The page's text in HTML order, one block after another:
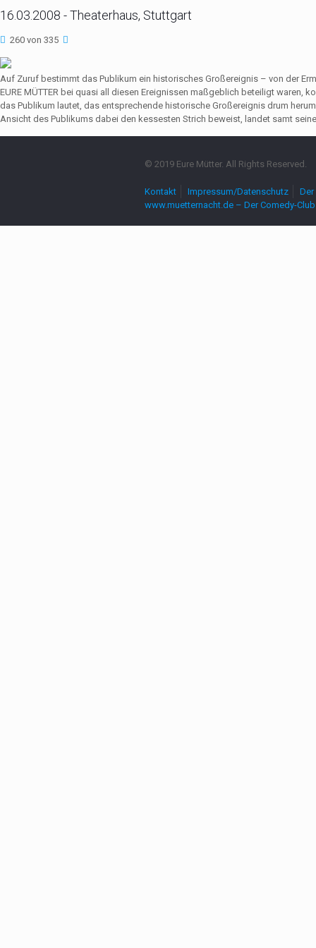
16.03.2008 - Theaterhaus, Stuttgart
260 von 335
Auf Zuruf bestimmt das Publikum ein historisches Großereignis – von der
EURE MÜTTER bei quasi all diesen Ereignissen maßgeblich beteiligt waren,
das Publikum lautet, das entsprechende historische Großereignis drum
Ansicht des Publikums dabei den kessesten Strich beweist, landet samt
© 2019 Eure Mütter. All Rights Reserved.
Kontakt Impressum/Datenschutz
www.muetternacht.de – Der Comedy-Club